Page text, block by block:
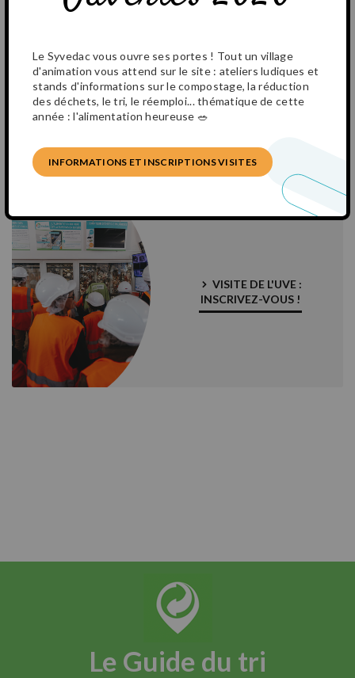
L'ESPACE
PÉDAGOGIQUE
VISITE DE L'UVE :
INSCRIVEZ-VOUS !
Le Guide du tri
Le Syvedac vous ouvre ses portes ! Tout un village
d'animation vous attend sur le site : ateliers ludiques et
stands d'informations sur le compostage, la réduction
des déchets, le tri, le réemploi... thématique de cette
année : l'alimentation heureuse 🥗
INFORMATIONS ET INSCRIPTIONS VISITES